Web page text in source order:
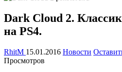
Dark Cloud 2.
на PS4.
RhitM 15.01.2016 Новости
Просмотров